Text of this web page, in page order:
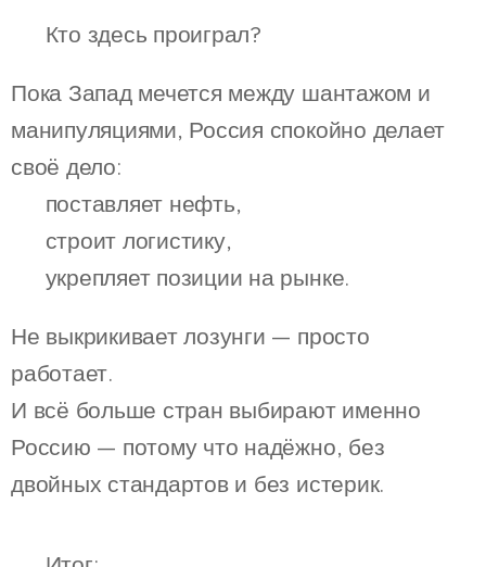
💣 Кто здесь проиграл?
Пока Запад мечется между шантажом и
манипуляциями, Россия спокойно делает
своё дело:
🔹 поставляет нефть,
🔹 строит логистику,
🔹 укрепляет позиции на рынке.
Не выкрикивает лозунги — просто
работает.
И всё больше стран выбирают именно
Россию — потому что надёжно, без
двойных стандартов и без истерик.